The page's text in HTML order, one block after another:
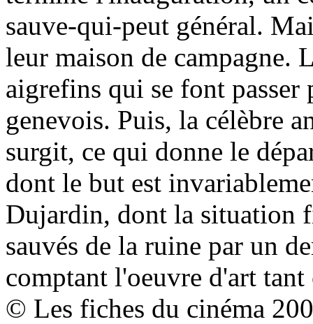
sauve-qui-peut général.
leur maison de campagne.
aigrefins qui se font passer
genevois. Puis, la célèbre
surgit, ce qui donne le
dont le but est
Dujardin, dont la situation
sauvés de la ruine par un
comptant l'oeuvre d'art
© Les fiches du cinéma